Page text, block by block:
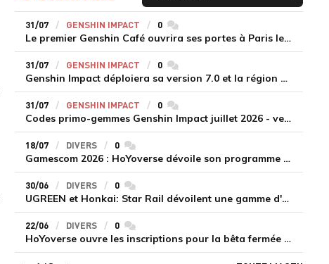
31/07 GENSHIN IMPACT 0commentaires
Le premier Genshin Café ouvrira ses portes à Paris le 14 août
31/07 GENSHIN IMPACT 0commentaires
Genshin Impact déploiera sa version 7.0 et la région de Snezhnaya le 12 août
31/07 GENSHIN IMPACT 0commentaires
Codes primo-gemmes Genshin Impact juillet 2026 - version 7.0
18/07 DIVERS 0commentaires
Gamescom 2026 : HoYoverse dévoile son programme et présente deux nouveaux jeux inédits
30/06 DIVERS 0commentaires
UGREEN et Honkai: Star Rail dévoilent une gamme d'accessoires de recharge en édition limitée
22/06 DIVERS 0commentaires
HoYoverse ouvre les inscriptions pour la bêta fermée de Honkai : Nexus Anima